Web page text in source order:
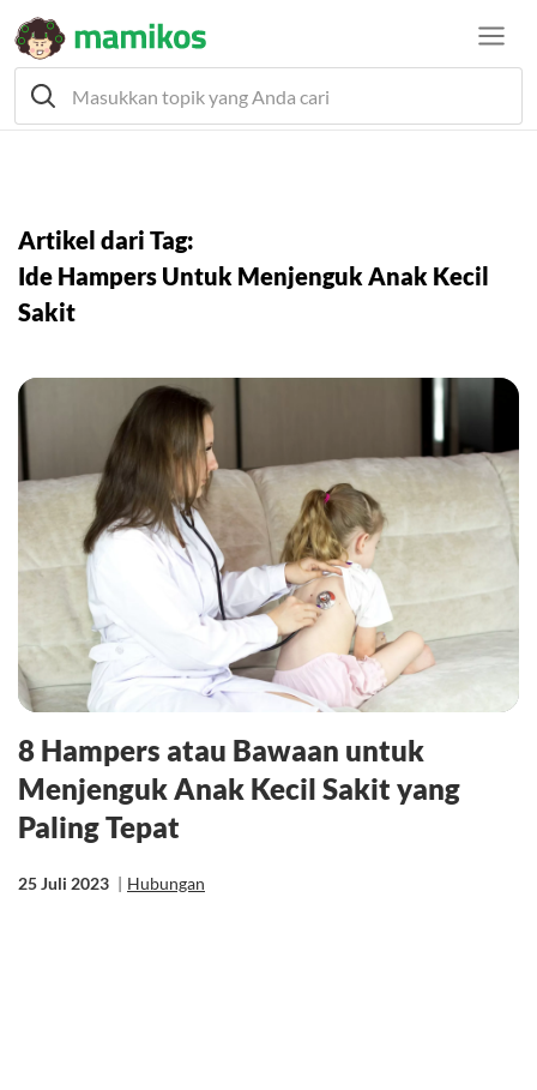
Artikel dari Tag:
Ide Hampers Untuk Menjenguk Anak Kecil
Sakit
8 Hampers atau Bawaan untuk
Menjenguk Anak Kecil Sakit yang
Paling Tepat
25 Juli 2023 | Hubungan